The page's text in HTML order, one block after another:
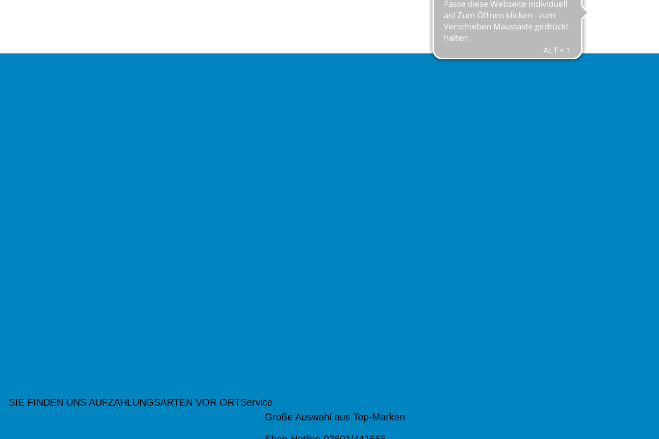
SIE FINDEN UNS AUFZAHLUNGSARTEN VOR ORTService
Große Auswahl aus Top-Marken